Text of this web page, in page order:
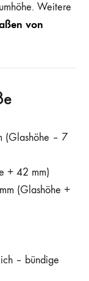
Weitere
von
(Glashöhe – 7
+ 42 mm)
(Glashöhe +
– bündige